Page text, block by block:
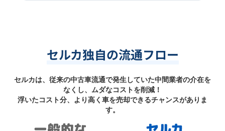
セルカ独自の流通フロー
セルカは、従来の中古車流通で発生していた中間業者の介在を
なくし、ムダなコストを削減！
浮いたコスト分、より高く車を売却できるチャンスがありま
す。